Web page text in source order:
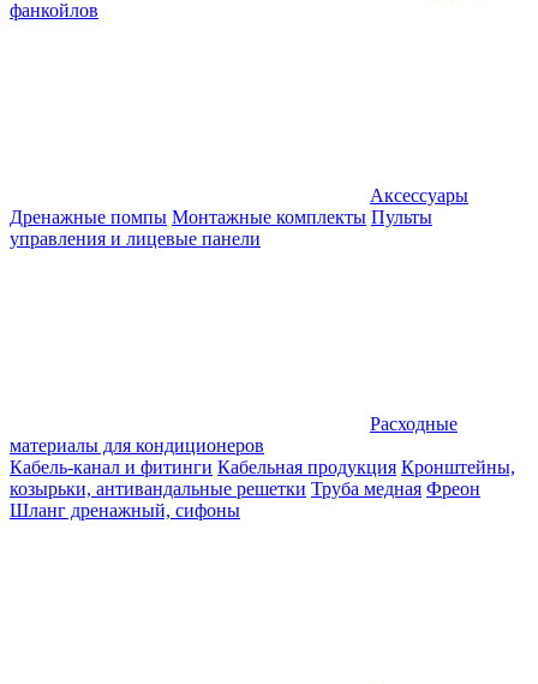
фанкойлов
Аксессуары
Дренажные помпы Монтажные комплекты Пульты
управления и лицевые панели
Расходные
материалы для кондиционеров
Кабель-канал и фитинги Кабельная продукция Кронштейны,
козырьки, антивандальные решетки Труба медная Фреон
Шланг дренажный, сифоны